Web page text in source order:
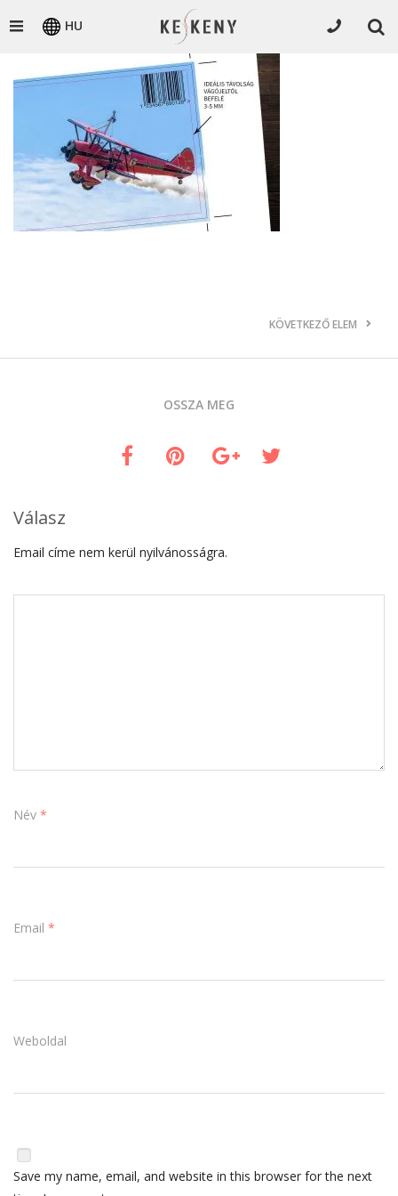
HU
KÖVETKEZŐ ELEM
OSSZA MEG
Válasz
Email címe nem kerül nyilvánosságra.
Név *
Email *
Weboldal
Save my name, email, and website in this browser for the next